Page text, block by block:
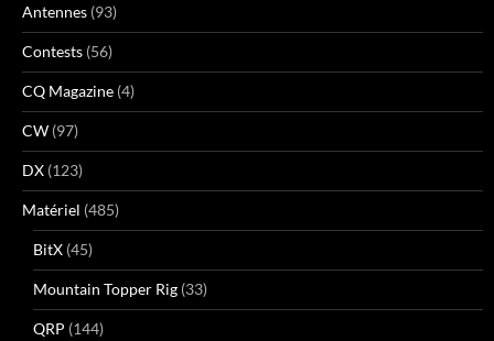
Antennes (93)
Contests (56)
CQ Magazine (4)
CW (97)
DX (123)
Matériel (485)
BitX (45)
Mountain Topper Rig (33)
QRP (144)